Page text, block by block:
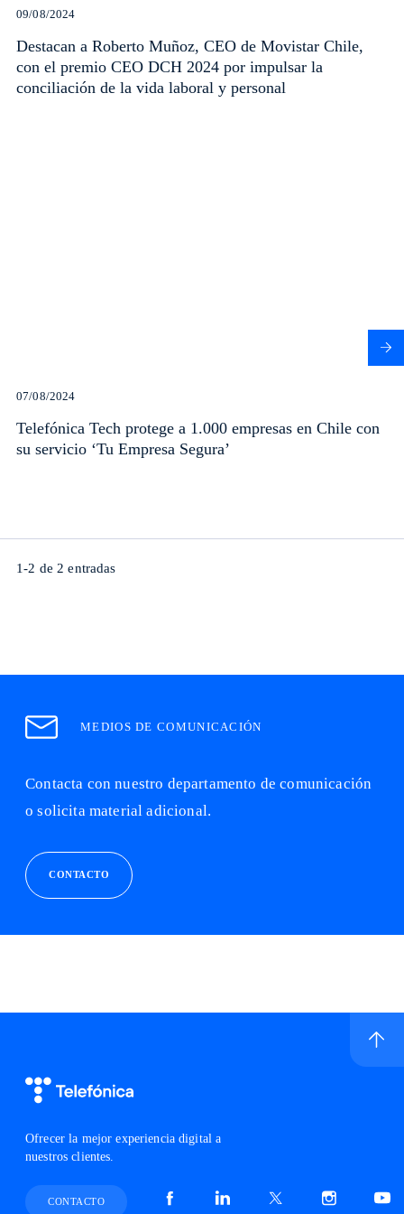
09/08/2024
Destacan a Roberto Muñoz, CEO de Movistar Chile,
con el premio CEO DCH 2024 por impulsar la
conciliación de la vida laboral y personal
07/08/2024
Telefónica Tech protege a 1.000 empresas en Chile con
su servicio ‘Tu Empresa Segura’
1-2 de 2 entradas
MEDIOS DE COMUNICACIÓN
Contacta con nuestro departamento de comunicación
o solicita material adicional.
CONTACTO
Ir a inicio de sitio
Logo Telefónica
Ofrecer la mejor experiencia digital a
nuestros clientes.
CONTACTO Facebook Telefónica Chile, abre en otra pestaña
Linkedin Telefónica Chile, abre en
X Telefónica Chile, abre
Instagram